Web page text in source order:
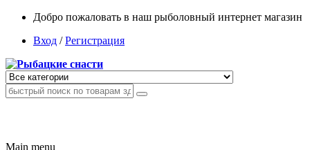
Добро пожаловать в наш рыболовный интернет магазин
Вход /Регистрация
Main menu